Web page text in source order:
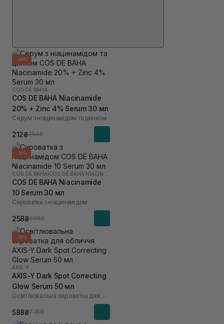
-40%
COS DE BAHA
COS DE BAHA Niacinamide
20% + Zinc 4% Serum 30 мл
Серум з ніацинамідом та цинком
212₴354₴
-30%
COS DE BAHA
COS DE BAHA Niacinamide
10 Serum 30 мл
Сироватка з ніацинамідом
258₴368₴
-20%
AXIS-Y
AXIS-Y Dark Spot Correcting
Glow Serum 50 мл
Освітлювальна сироватка для обличчя
588₴735₴